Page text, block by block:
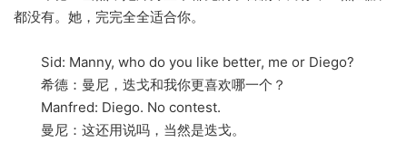
都没有。她，完完全全适合你。
Sid: Manny, who do you like better, me or Diego?
希德：曼尼，迭戈和我你更喜欢哪一个？
Manfred: Diego. No contest.
曼尼：这还用说吗，当然是迭戈。